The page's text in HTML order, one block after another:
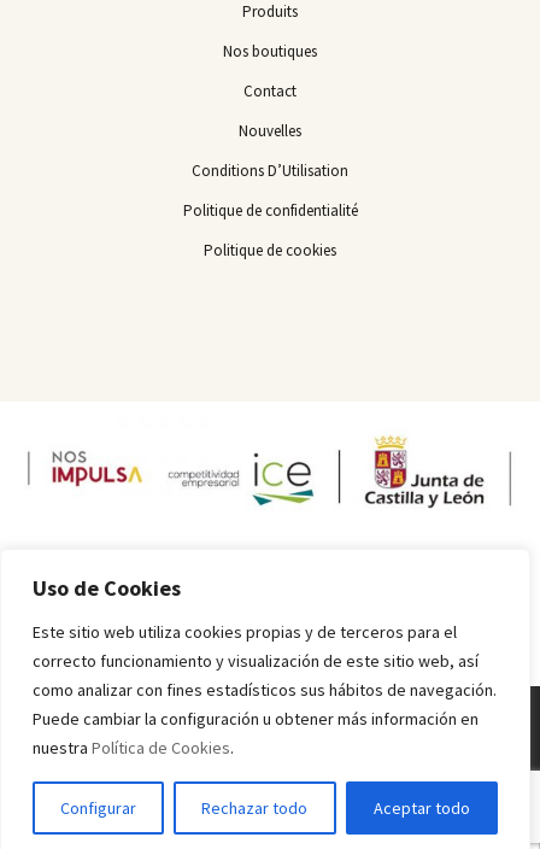
Uso de Cookies
Este sitio web utiliza cookies propias y de terceros para el
correcto funcionamiento y visualización de este sitio web, así
como analizar con fines estadísticos sus hábitos de navegación.
Puede cambiar la configuración u obtener más información en
nuestra Política de Cookies.
Configurar Rechazar todo Aceptar todo
Produits
Nos boutiques
Contact
Nouvelles
Conditions D’Utilisation
Politique de confidentialité
Politique de cookies
Melquiades Rodríguez© 2016 - 2024 Todos los derechos reservados.
de uso
Política de Privacidad Política de Cookies